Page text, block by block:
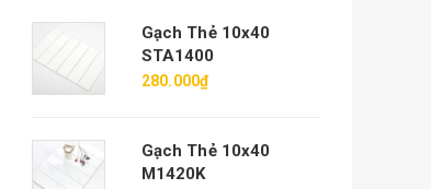
Gạch Thẻ 10x40
STA1400
280.000₫
Gạch Thẻ 10x40
M1420K